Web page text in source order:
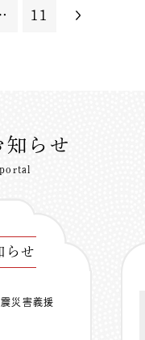
11
知らせ
らせ
災害義援